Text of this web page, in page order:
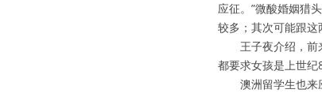
应征。”微酸婚姻猎
较多；其次可能跟这
王子夜介绍，前
都要求女孩是上世纪
澳洲留学生也来